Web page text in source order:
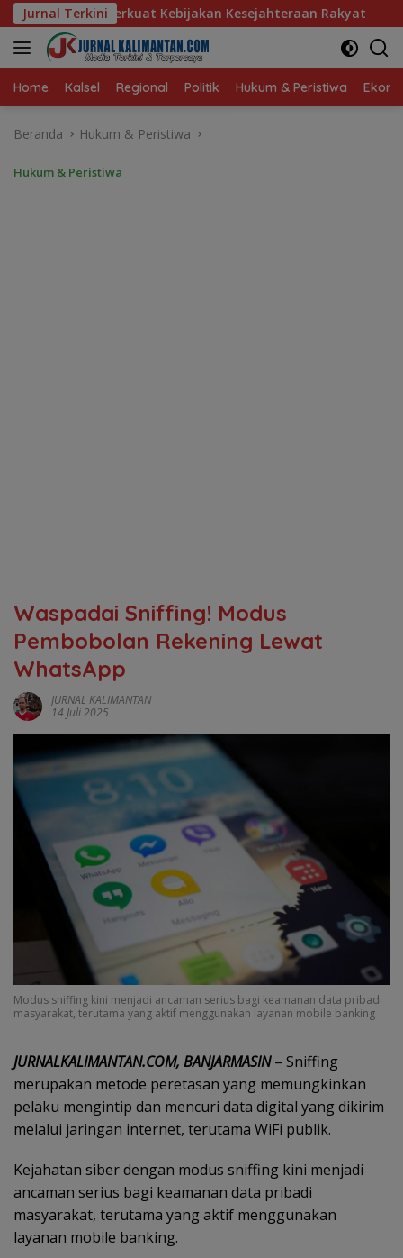
Langsung
ke
konten
Jurnal Terkini
Kesejahteraan Rakyat Baru 10 Persen,
Home Kalsel Regional Politik Hukum & Peristiwa
Beranda Hukum & Peristiwa
Hukum & Peristiwa
Waspadai Sniffing! Modus
Pembobolan Rekening Lewat
WhatsApp
JURNAL KALIMANTAN
14 Juli 2025
Modus sniffing kini menjadi ancaman serius bagi keamanan data pribadi
masyarakat, terutama yang aktif menggunakan layanan mobile banking
JURNALKALIMANTAN.COM, BANJARMASIN– Sniffing
merupakan metode peretasan yang memungkinkan
pelaku mengintip dan mencuri data digital yang dikirim
melalui jaringan internet, terutama WiFi publik.
Kejahatan siber dengan modus sniffing kini menjadi
ancaman serius bagi keamanan data pribadi
masyarakat, terutama yang aktif menggunakan
layanan mobile banking.